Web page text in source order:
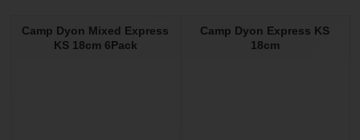
Camp Dyon Mixed Express
KS 18cm 6Pack
Camp Dyon Express KS
18cm